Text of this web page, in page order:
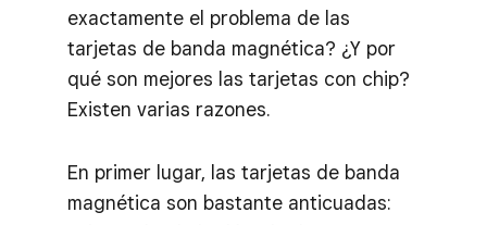
exactamente el problema de las
tarjetas de banda magnética? ¿Y por
qué son mejores las tarjetas con chip?
Existen varias razones.
En primer lugar, las tarjetas de banda
magnética son bastante anticuadas: